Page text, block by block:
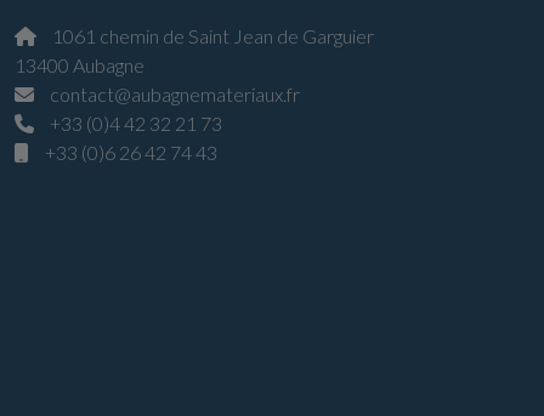
1061 chemin de Saint Jean de Garguier
13400 Aubagne
contact@aubagnemateriaux.fr
+33 (0)4 42 32 21 73
+33 (0)6 26 42 74 43